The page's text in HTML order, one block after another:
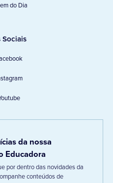
do Dia
Sociais
da nossa
Educadora
por dentro das novidades da
conteúdos de